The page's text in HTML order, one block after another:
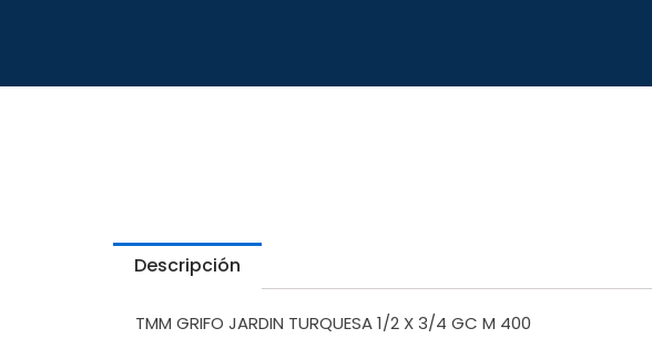
Descripción
TMM GRIFO JARDIN TURQUESA 1/2 X 3/4 GC M 400